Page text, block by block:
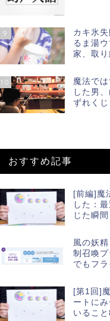
9
カキ氷
るま湯
家、取り
10
魔法で
した男
ずれくじ
おすすめ記事
[前編]魔
した：
じた瞬間
風の妖
制召喚
でもフラ
[第1回]
ートに
いること